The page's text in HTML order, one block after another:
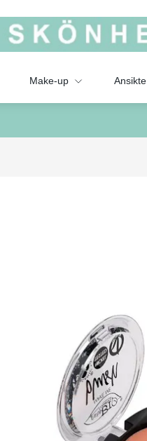
Make-up Ansikte